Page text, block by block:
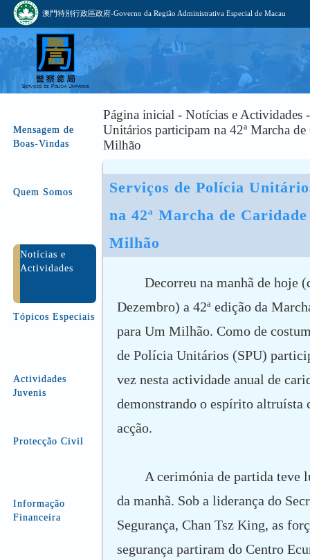
澳門特別行政區政府-Governo da Região Administrativa Especial de Macau
Mensagem de
Boas-Vindas
Quem Somos
Notícias e
Actividades
Tópicos Especiais
Actividades
Juvenis
Protecção Civil
Informação
Financeira
Página inicial - Notícias e Actividades
Unitários participam na 42ª Marcha
Milhão
Serviços de Polícia
na 42ª Marcha de
Milhão
Decorreu na manhã de hoje
Dezembro) a 42ª edição da
para Um Milhão. Como de
de Polícia Unitários (SPU)
vez nesta actividade anual de
demonstrando o espírito altruísta
acção.
A cerimónia de partida teve
da manhã. Sob a liderança do
Segurança, Chan Tsz King, as
segurança partiram do Centro